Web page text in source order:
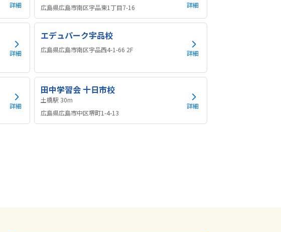
詳細 広島県広島市南区宇品東1丁目7-16 詳細
詳細
エデュパーク宇品校
広島県広島市南区宇品西4-1-66 2F 詳細
詳細
田中学習会 十日市校
土橋駅 30m
広島県広島市中区堺町1-4-13
詳細